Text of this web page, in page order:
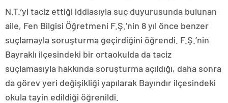
N.T.’yi taciz ettiği iddiasıyla suç duyurusunda bulunan
aile, Fen Bilgisi Öğretmeni F.Ş.’nin 8 yıl önce benzer
suçlamayla soruşturma geçirdiğini öğrendi. F.Ş.’nin
Bayraklı ilçesindeki bir ortaokulda da taciz
suçlamasıyla hakkında soruşturma açıldığı, daha sonra
da görev yeri değişikliği yapılarak Bayındır ilçesindeki
okula tayin edildiği öğrenildi.